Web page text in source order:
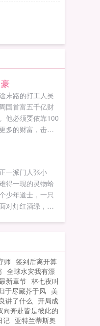
末路的打工人吴
国首富五千亿财
他必须要依靠100
多的财富，击败
一派门人张小
得一现的灵物蛤
少年道士，一只
对灯红酒绿，看
个一个惊天秘密
，让明星捶腿，
，让石头冒油！
但那颗闷骚的道
包，你叫一声咱
搂女人，怎样？
！你这劣货难道
师 签到后离开算
全球水灾我有漂
新章节 林七夜叫
于尽藏芥于风 美
讲了什么 开局成
向奔赴皆是彼此的
记 亚特兰蒂斯奥